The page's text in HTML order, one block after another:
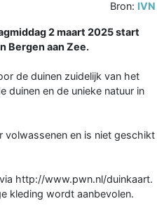
Bron: IVN
2 maart 2025 start
Bergen aan Zee.
de duinen zuidelijk van het
duinen en de unieke natuur in
volwassenen en is niet geschikt
http://www.pwn.nl/duinkaart.
kleding wordt aanbevolen.